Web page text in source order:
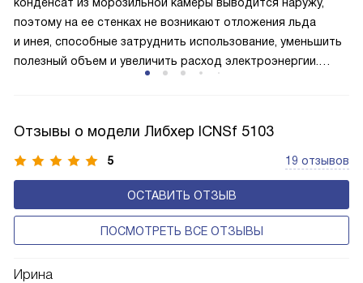
меньше электроэнергии.
поэтому на ее стенках не возникают отложения льда
и инея, способные затруднить использование, уменьшить
полезный объем и увеличить расход электроэнергии.
Отзывы о модели Либхер ICNSf 5103
5 19 отзывов
ОСТАВИТЬ ОТЗЫВ
ПОСМОТРЕТЬ ВСЕ ОТЗЫВЫ
Ирина